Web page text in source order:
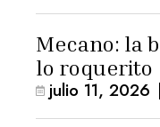
Mecano: la
lo roquerito
julio 11, 2026